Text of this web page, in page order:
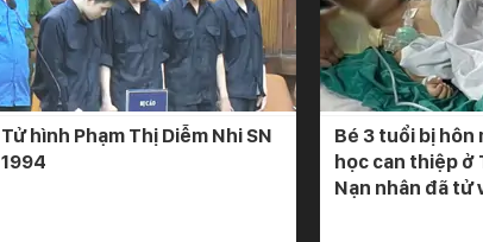
Tử hình Phạm Thị Diễm Nhi SN
1994
Bé 3 tuổi bị hôn
học can thiệp ở
Nạn nhân đã tử